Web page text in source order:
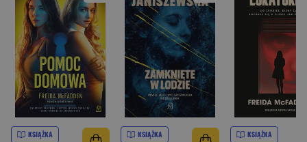
KSIĄŻKA KSIĄŻKA KSIĄŻKA